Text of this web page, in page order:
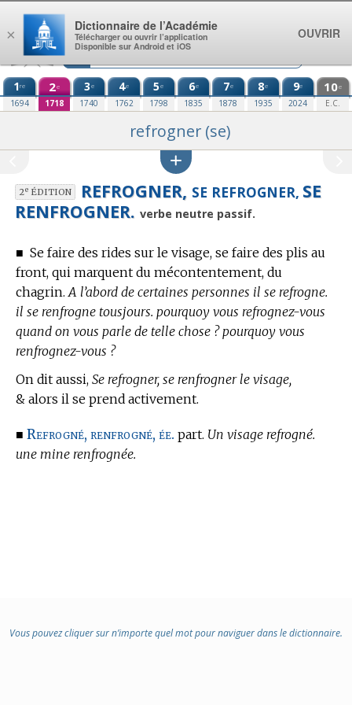
Aller au contenu
1re
1694
2e
1718
3e
1740
4e
1762
5e
1798
6e
1835
7e
1878
8e
1935
9e
2024
10e
E.C.
refrogner (se)
2eÉDITION REFROGNER, SE REFROGNER, SE
RENFROGNER. verbe neutre passif.
■ Se faire des rides sur le visage, se faire des plis au
front, qui marquent du mécontentement, du
chagrin. A l’abord de certaines personnes il se refrogne.
il se renfrogne tousjours. pourquoy vous refrognez-vous
quand on vous parle de telle chose ? pourquoy vous
renfrognez-vous ?
On dit aussi, Se refrogner, se renfrogner le visage,
& alors il se prend activement.
■ Refrogné, renfrogné, ée. part. Un visage refrogné.
une mine renfrognée.
Vous pouvez cliquer sur n’importe quel mot pour naviguer dans le dictionnaire.
×
Dictionnaire de l’Académie
Télécharger ou ouvrir l’application
Disponible sur Android et iOS
OUVRIR